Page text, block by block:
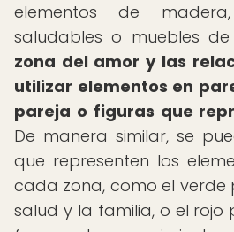
elementos de
saludables o muebles
zona del amor y las
utilizar elementos en
pareja o figuras que
De manera similar, se
que representen los
cada zona, como el
salud y la familia, o el